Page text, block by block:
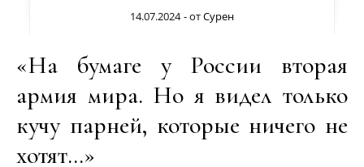
14.07.2024 - отСурен
«На бумаге у России вторая
армия мира. Но я видел только
кучу парней, которые ничего не
хотят…»